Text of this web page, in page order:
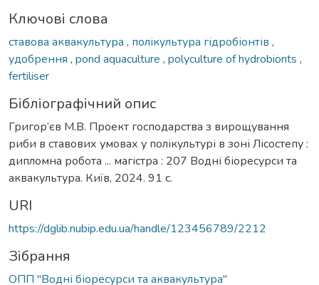
Ключові слова
ставова аквакультура , полікультура гідробіонтів ,
удобрення , pond aquaculture , polyculture of hydrobionts ,
fertiliser
Бібліографічний опис
Григор’єв М.В. Проект господарства з вирощування
риби в ставових умовах у полікультурі в зоні Лісостепу :
дипломна робота ... магістра : 207 Водні біоресурси та
аквакультура. Київ, 2024. 91 с.
URI
https://dglib.nubip.edu.ua/handle/123456789/2212
Зібрання
ОПП "Водні біоресурси та аквакультура"